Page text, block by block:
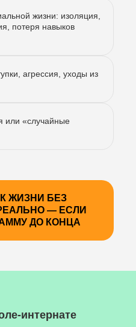
жизни: изоляция,
потеря навыков
агрессия, уходы из
или «случайные
ЖИЗНИ БЕЗ
— ЕСЛИ
ДО КОНЦА
интернате